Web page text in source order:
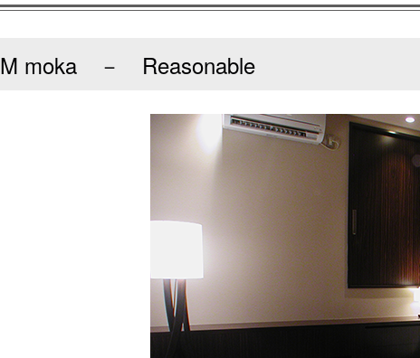
M moka － Reasonable